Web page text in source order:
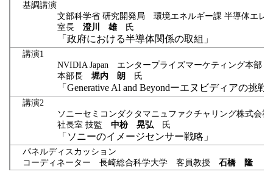
基調講演
文部科学省 研究開発局 環境エネルギー課 半導体エレ
室長 澄川 雄氏
「政府における半導体関係の取組」
講演1
NVIDIA Japan エンタープライズマーケティング本部
本部長 堀内 朗 氏
「Generative Al and Beyondーエヌビディアの挑戦
講演2
ソニーセミコンダクタマニュファクチャリング株式会社
社長室 技監 中枌 晃弘氏
「ソニーのイメージセンサー戦略」
パネルディスカッション
コーディネーター 長崎総合科学大学 客員教授石橋 隆